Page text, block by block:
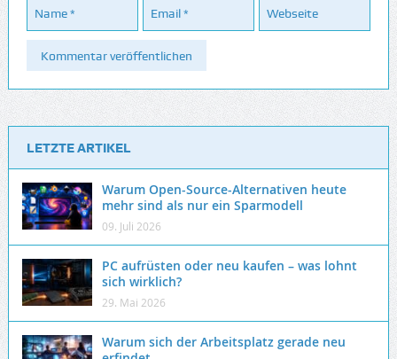
LETZTE ARTIKEL
Warum Open-Source-Alternativen heute
mehr sind als nur ein Sparmodell
09. Juli 2026
PC aufrüsten oder neu kaufen – was lohnt
sich wirklich?
29. Mai 2026
Warum sich der Arbeitsplatz gerade neu